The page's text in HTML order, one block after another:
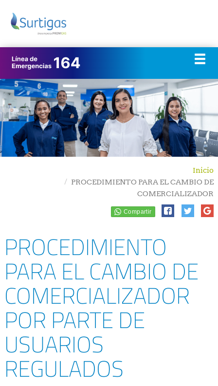
Inicio
PROCEDIMIENTO PARA EL CAMBIO DE
COMERCIALIZADOR
PROCEDIMIENTO
PARA EL CAMBIO DE
COMERCIALIZADOR
POR PARTE DE
USUARIOS
REGULADOS